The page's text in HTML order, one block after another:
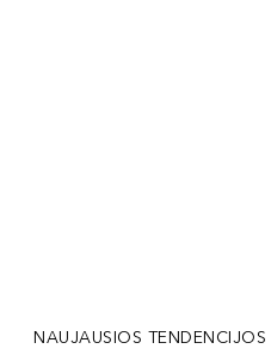
NAUJAUSIOS TENDENCIJOS